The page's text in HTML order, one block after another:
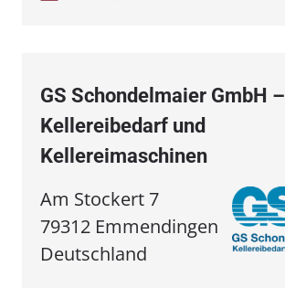
GS Schondelmaier GmbH –
Kellereibedarf und
Kellereimaschinen
Am Stockert 7
79312 Emmendingen
Deutschland